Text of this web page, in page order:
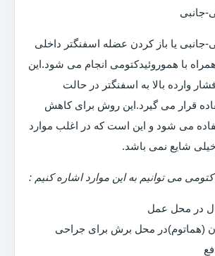
جانبی
جانبی یا باز کردن عضله اسفنگتر داخلی
با هموروئیدکتومی انجام می شود.این
وارده بالا به اسفنگتر در حالت
قرار می گیرد.این روش برای کاهش
می شود و این است که در اغلب موارد
شایع نمی باشد.
می توانیم به این موارد اشاره کنیم :
در محل عمل
(هماتوم)در محل برش برای جراحی